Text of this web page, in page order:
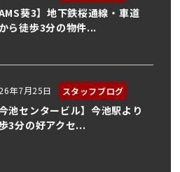
AMS葵3】地下鉄桜通線・車道
ら徒歩3分の物件...
年7月25日 スタッフブログ
今池センタービル】今池駅より
3分の好アクセ...